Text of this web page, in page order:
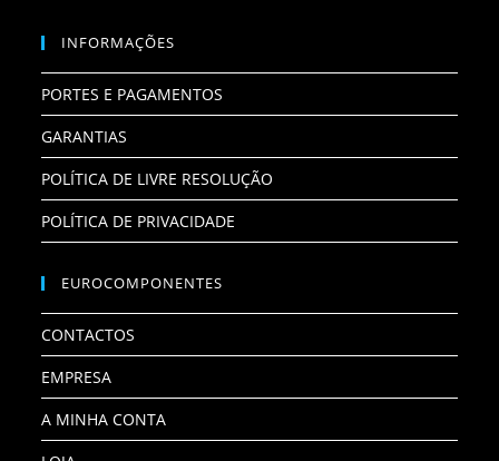
INFORMAÇÕES
PORTES E PAGAMENTOS
GARANTIAS
POLÍTICA DE LIVRE RESOLUÇÃO
POLÍTICA DE PRIVACIDADE
EUROCOMPONENTES
CONTACTOS
EMPRESA
A MINHA CONTA